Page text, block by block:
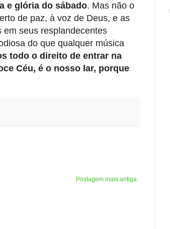
e glória do sábado. Mas não o
de paz, à voz de Deus, e as
em seus resplandecentes
do que qualquer música
todo o direito de entrar na
Céu, é o nosso lar, porque
Postagem mais antiga